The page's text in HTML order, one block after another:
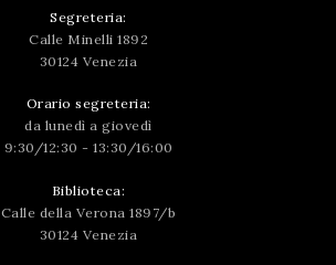
Segreteria:
Calle Minelli 1892
30124 Venezia
Orario segreteria:
da lunedì a giovedì
9:30/12:30 - 13:30/16:00
Biblioteca:
Calle della Verona 1897/b
30124 Venezia